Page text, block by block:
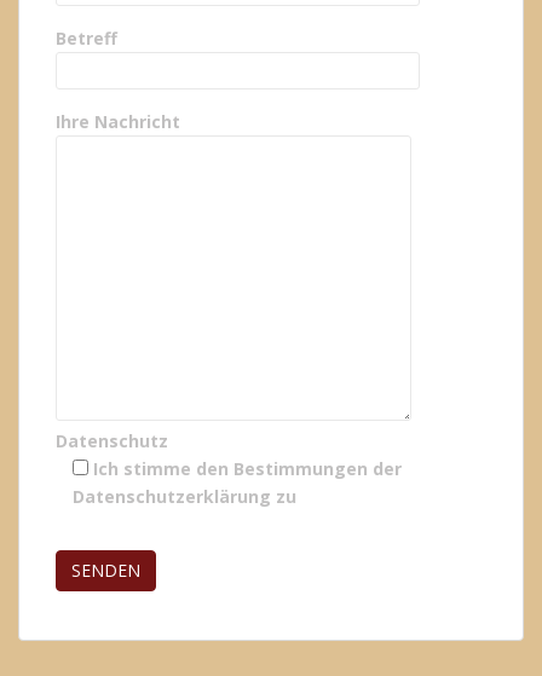
Betreff
Ihre Nachricht
Datenschutz
Ich stimme den Bestimmungen der
Datenschutzerklärung zu